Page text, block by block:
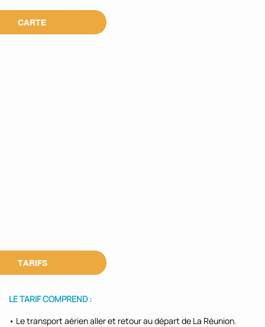
CARTE
TARIFS
LE TARIF COMPREND :
• Le transport aérien aller et retour au départ de La Réunion.